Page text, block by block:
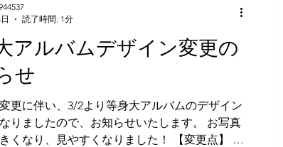
頂く事となりました。 ケーキはシャトレーゼ
ギーフリーケーキとなります。 ケーキの詳細に
記URLをご確認下さい。 ​ケーキの上のデコレ
（イチゴやアイシングクッキーなど）はお持込
致します。
campaign/allergy/ ケーキの
も可能でございますが、料金の割引などはご
。 予めご了承下さい。 ■ミ
アルバムデザイン変更の
せ
更に伴い、3/2より等身大アルバムのデザイン
りましたので、お知らせいたします。 お写真
くなり、見やすくなりました！ 【変更点】 ・
読了時間: 1分